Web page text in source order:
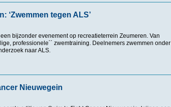
‘Zwemmen tegen ALS’
bijzonder evenement op recreatieterrein Zeumeren. Van
professionele´´ zwemtraining. Deelnemers zwemmen onder
naar ALS.
‘Zwemmen tegen ALS’
Nieuwegein